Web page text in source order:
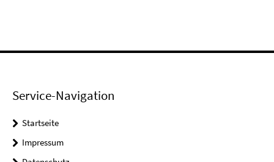
Service-Navigation
Startseite
Impressum